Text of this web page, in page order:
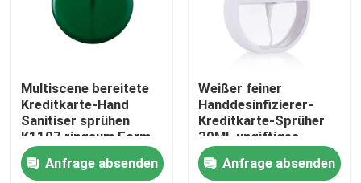
Multiscene bereitete
Kreditkarte-Hand
Sanitiser sprühen
K1107 ringsum Form
auf
Anfrage absenden
Weißer feiner
Handdesinfizierer-
Kreditkarte-Sprüher
30ML ungiftiges
K1104
Anfrage absenden